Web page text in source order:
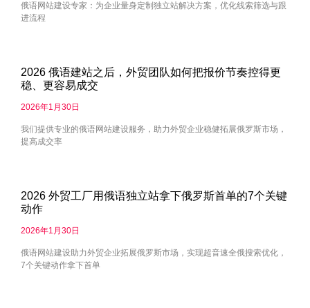
俄语网站建设专家：为企业量身定制独立站解决方案，优化线索筛选与跟
进流程
2026 俄语建站之后，外贸团队如何把报价节奏控得更
稳、更容易成交
2026年1月30日
我们提供专业的俄语网站建设服务，助力外贸企业稳健拓展俄罗斯市场，
提高成交率
2026 外贸工厂用俄语独立站拿下俄罗斯首单的7个关键
动作
2026年1月30日
俄语网站建设助力外贸企业拓展俄罗斯市场，实现超音速全俄搜索优化，
7个关键动作拿下首单